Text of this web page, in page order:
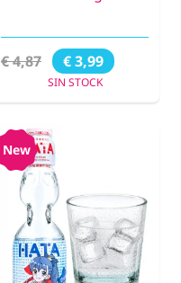
€ 4,87 € 3,99
SIN STOCK
New